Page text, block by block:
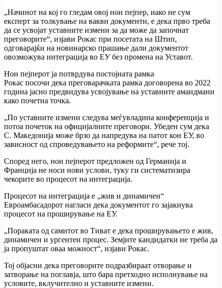
„Начинот на кој го гледам овој нон пејпер, иако не сум
експерт за толкување на вакви документи, е дека прво треба
да се усвојат уставните измени за да може да започнат
преговорите“, изјави Рокас при посетата на Штип,
одговарајќи на новинарско прашање дали документот
овозможува интеграција во ЕУ без промена на Уставот.
Нон пејперот ја потврдува постојната рамка
Рокас посочи дека преговарачката рамка договорена во 2022
година јасно предвидува усвојување на уставните амандмани
како почетна точка.
„По уставните измени следува меѓувладина конференција и
потоа почеток на официјалните преговори. Убеден сум дека
С. Македонија може брзо да напредува на патот кон ЕУ, во
зависност од спроведувањето на реформите“, рече тој.
Според него, нон пејперот предложен од Германија и
Франција не носи нови услови, туку ги систематизира
чекорите во процесот на интеграција.
Процесот на интеграција е „жив и динамичен“
Евроамбасадорот нагласи дека документот го зајакнува
процесот на проширување на ЕУ.
„Пораката од самитот во Тиват е дека проширувањето е жив,
динамичен и ургентен процес. Земјите кандидатки не треба да
ја пропуштат оваа можност“, изјави Рокас.
Тој објасни дека преговорите подразбираат отворање и
затворање на поглавја, што бара претходно исполнување на
условите, вклучително и уставните измени.